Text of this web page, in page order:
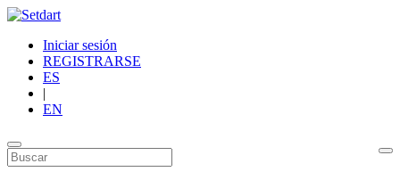
Iniciar sesión
REGISTRARSE
ES
|
EN